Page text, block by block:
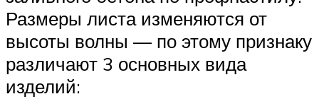
Размеры листа изменяются от
высоты волны — по этому признаку
различают 3 основных вида
изделий: